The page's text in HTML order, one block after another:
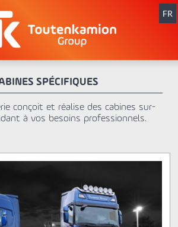
FR
SPÉCIFIQUES
conçoit et réalise des cabines sur-
à vos besoins professionnels.